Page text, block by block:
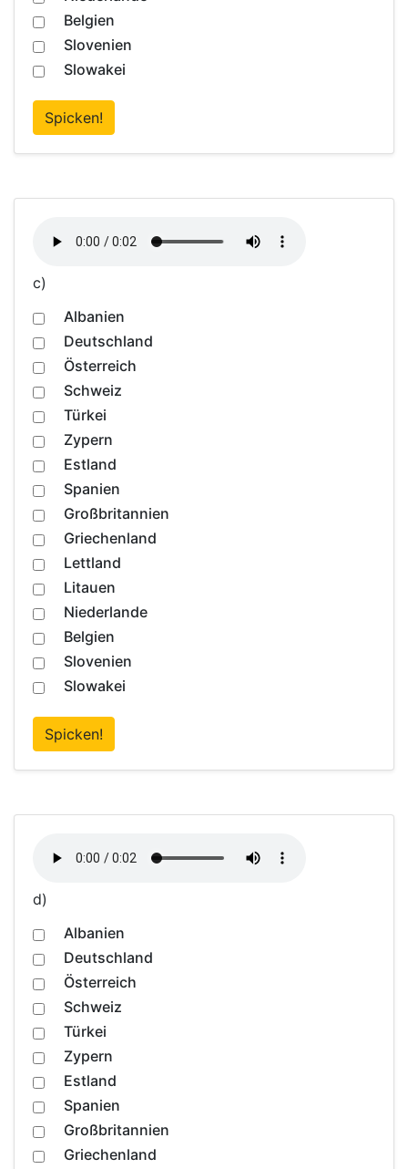
Belgien
Slovenien
Slowakei
Spicken!
c)
Albanien
Deutschland
Österreich
Schweiz
Türkei
Zypern
Estland
Spanien
Großbritannien
Griechenland
Lettland
Litauen
Niederlande
Belgien
Slovenien
Slowakei
Spicken!
d)
Albanien
Deutschland
Österreich
Schweiz
Türkei
Zypern
Estland
Spanien
Großbritannien
Griechenland